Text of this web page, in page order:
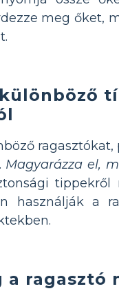
meg őket,
Magyarázza el,
használják a
a ragasztó